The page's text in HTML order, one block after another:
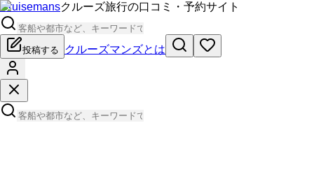
Cruisemansクルーズ旅行の口コミ・予約サイト
投稿する クルーズマンズとは